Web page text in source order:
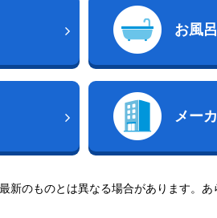
お風呂
メー
のものとは異なる場合があります。あ